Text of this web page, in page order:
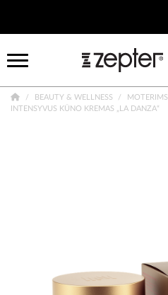
BEAUTY & WELLNESS
MOTERIMS
INTENSYVUS KŪNO KREMAS „LA DANZA“